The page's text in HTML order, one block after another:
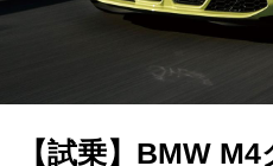
【試乗】BMW